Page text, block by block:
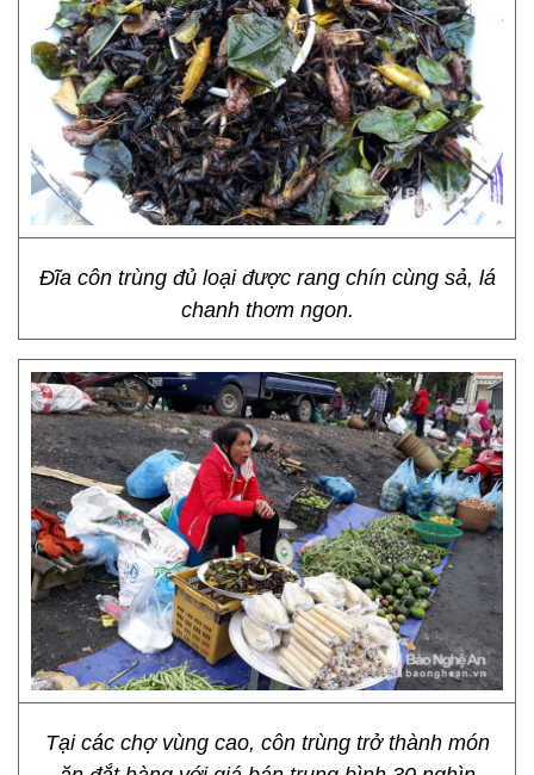
Đĩa côn trùng đủ loại được rang chín cùng sả, lá
chanh thơm ngon.
Tại các chợ vùng cao, côn trùng trở thành món